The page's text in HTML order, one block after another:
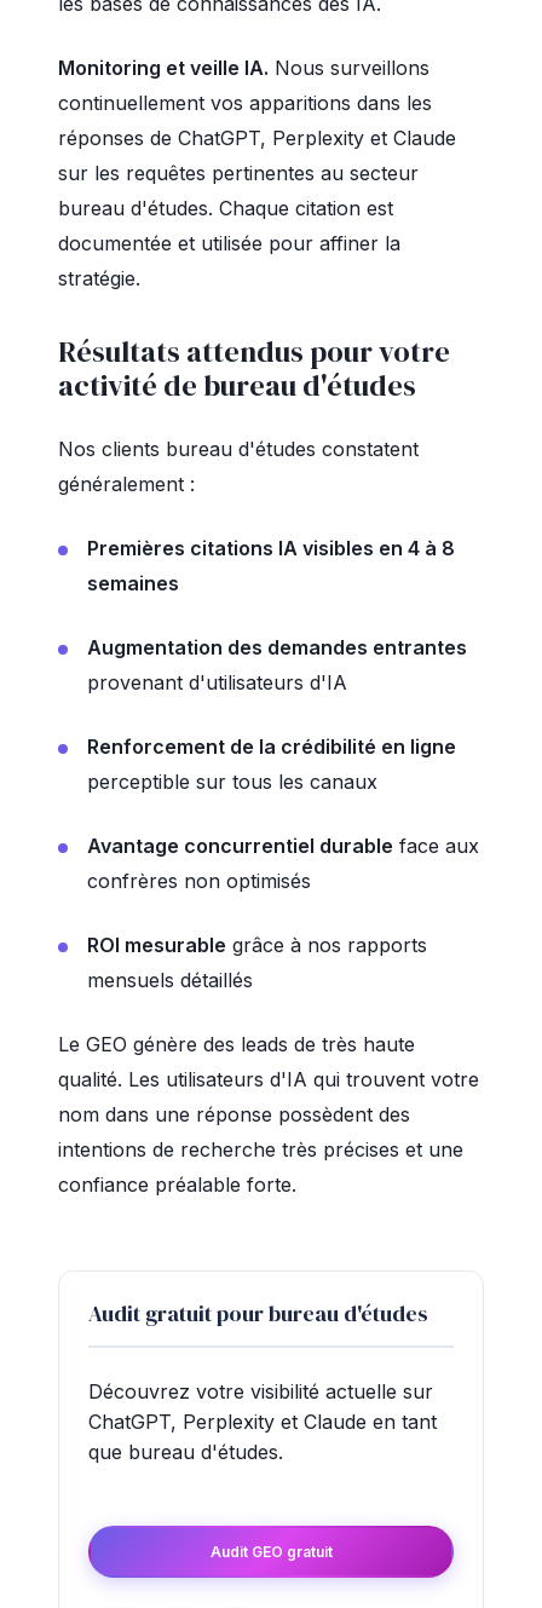
Monitoring et veille IA. Nous surveillons
continuellement vos apparitions dans les
réponses de ChatGPT, Perplexity et Claude
sur les requêtes pertinentes au secteur
bureau d'études. Chaque citation est
documentée et utilisée pour affiner la
stratégie.
Résultats attendus pour votre
activité de bureau d'études
Nos clients bureau d'études constatent
généralement :
Premières citations IA visibles en 4 à 8
semaines
Augmentation des demandes entrantes
provenant d'utilisateurs d'IA
Renforcement de la crédibilité en ligne
perceptible sur tous les canaux
Avantage concurrentiel durable face aux
confrères non optimisés
ROI mesurable grâce à nos rapports
mensuels détaillés
Le GEO génère des leads de très haute
qualité. Les utilisateurs d'IA qui trouvent votre
nom dans une réponse possèdent des
intentions de recherche très précises et une
confiance préalable forte.
Audit gratuit pour bureau d'études
Découvrez votre visibilité actuelle sur
ChatGPT, Perplexity et Claude en tant
que bureau d'études.
Audit GEO gratuit